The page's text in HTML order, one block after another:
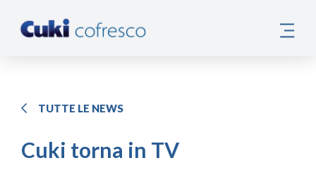
TUTTE LE NEWS
Cuki torna in TV